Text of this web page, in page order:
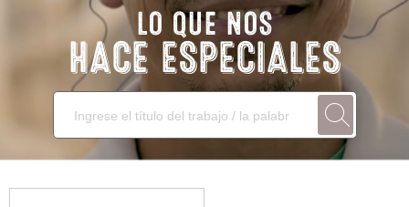
LO QUE NOS
HACE ESPECIALES